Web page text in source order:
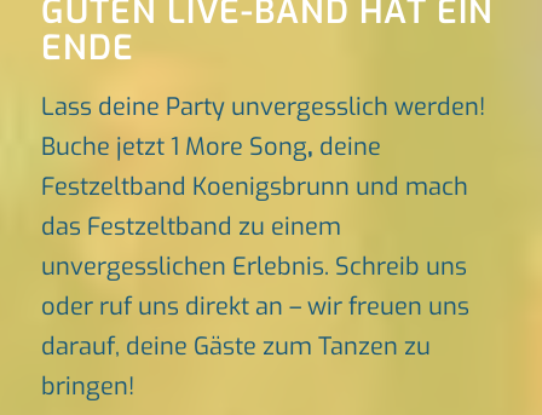
GUTEN LIVE-BAND HAT EIN
ENDE
Lass deine Party unvergesslich werden!
Buche jetzt 1 More Song, deine
Festzeltband Koenigsbrunn und mach
das Festzeltband zu einem
unvergesslichen Erlebnis. Schreib uns
oder ruf uns direkt an – wir freuen uns
darauf, deine Gäste zum Tanzen zu
bringen!